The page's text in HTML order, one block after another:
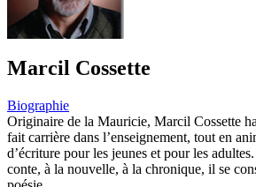
Marcil Cossette
Biographie
Originaire de la Mauricie, Marcil Cossette
fait carrière dans l’enseignement, tout en
d’écriture pour les jeunes et pour les
conte, à la nouvelle, à la chronique, il se